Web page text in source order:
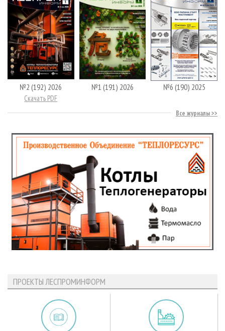
№2 (192) 2026
Скачать PDF
№1 (191) 2026 №6 (190) 2025
Все журналы
ПРОЕКТЫ ЛЕСПРОМИНФОРМ